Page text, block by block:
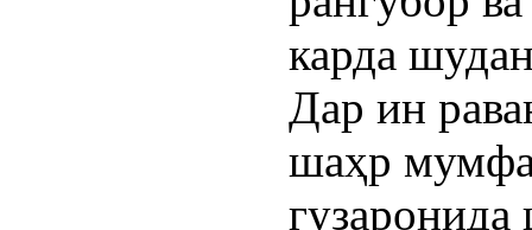
карда
Дар ин
шаҳр